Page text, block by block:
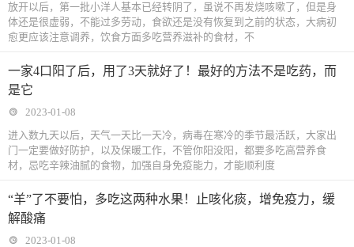
放开以后，第一批小洋人基本已经转阴了，虽说不再发烧咳嗽了，但是身
体还是很虚弱，不能过多劳动，食欲还是没有恢复到之前的状态，大病初
愈更应该注意调养，饮食方面多吃营养滋补的食材，不
一家4口阳了后，用了3天就好了！最好的方法不是吃药，而
是它
2023-01-08
进入数九天以后，天气一天比一天冷，病毒在寒冷的季节最活跃，大家出
门一定要做好防护，以及保暖工作，不管你阳没阳，都要多吃高营养食
材，忌吃辛辣油腻的食物，加强自身免疫能力，才能顺利度
“羊”了不要怕，多吃这两种水果！止咳化痰，增免疫力，缓
解酸痛
2023-01-08